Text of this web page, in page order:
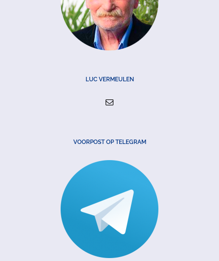
LUC VERMEULEN
VOORPOST OP TELEGRAM